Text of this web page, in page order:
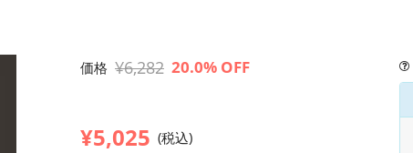
価格 ¥6,282 20.0% OFF
¥5,025 (税込)